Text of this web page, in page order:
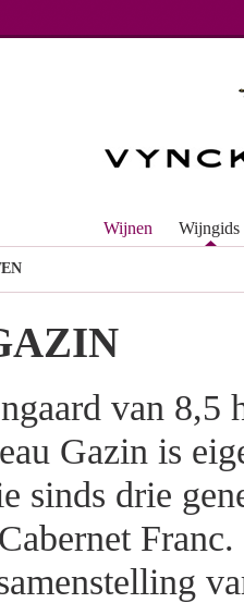
Wijnen Wijngids
van 8,5
Gazin is
sinds drie